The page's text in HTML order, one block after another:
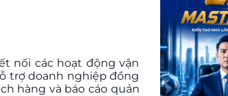
nối các hoạt động vận
trợ doanh nghiệp đồng
hàng và báo cáo quản